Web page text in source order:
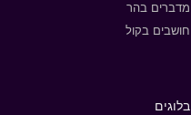
מדברים בהר
חושבים בקול
בלוגים